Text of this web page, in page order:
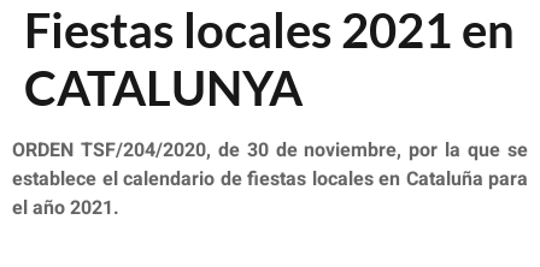
Fiestas locales 2021 en
CATALUNYA
ORDEN TSF/204/2020, de 30 de noviembre, por la que se
establece el calendario de fiestas locales en Cataluña para
el año 2021.